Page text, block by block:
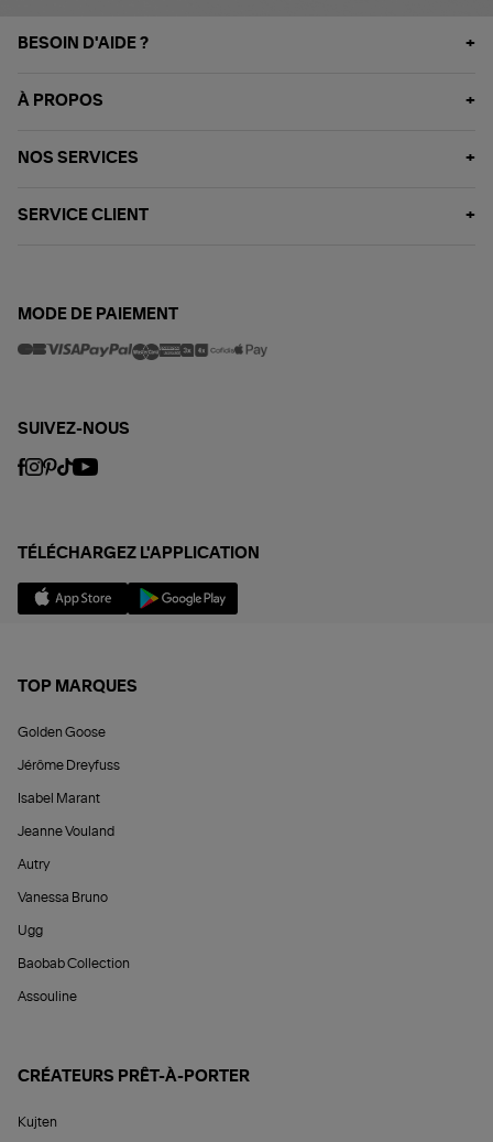
BESOIN D'AIDE ?
À PROPOS
NOS SERVICES
SERVICE CLIENT
MODE DE PAIEMENT
SUIVEZ-NOUS
TÉLÉCHARGEZ L'APPLICATION
TOP MARQUES
Golden Goose
Jérôme Dreyfuss
Isabel Marant
Jeanne Vouland
Autry
Vanessa Bruno
Ugg
Baobab Collection
Assouline
CRÉATEURS PRÊT-À-PORTER
Kujten